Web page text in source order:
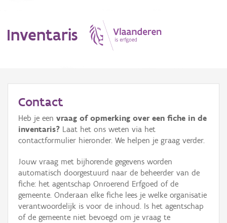
Inventaris
Erfgoedobject
Aanduidingsobject
Waarneming
Thema
Gebeurtenis
Contact
Heb je een vraag of opmerking over een fiche in de
inventaris? Laat het ons weten via het
contactformulier hieronder. We helpen je graag verder.
Jouw vraag met bijhorende gegevens worden
automatisch doorgestuurd naar de beheerder van de
fiche: het agentschap Onroerend Erfgoed of de
gemeente. Onderaan elke fiche lees je welke organisatie
verantwoordelijk is voor de inhoud. Is het agentschap
of de gemeente niet bevoegd om je vraag te